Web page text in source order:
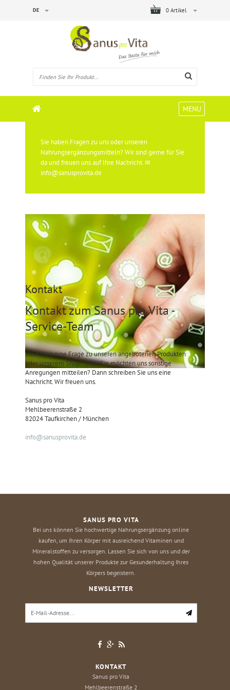
0 Artikel
DE
MENU
Sie haben Fragen zu uns oder unseren
Nahrungsergänzungsmitteln? Wir sind gerne für Sie
da und freuen uns auf Ihre Nachricht. ✉
info@sanusprovita.de
Kontakt
Kontakt zum Sanus pro Vita -
Service-Team
Sie haben eine Frage zu unseren angebotenen Produkten
oder unserem Shop? Oder Sie möchten uns sonstige
Anregungen mitteilen? Dann schreiben Sie uns eine
Nachricht. Wir freuen uns.
Sanus pro Vita
Mehlbeerenstraße 2
82024 Taufkirchen / München
info@sanusprovita.de
SANUS PRO VITA
Bei uns können Sie hochwertige Nahrungsergänzung online
kaufen, um Ihren Körper mit ausreichend Vitaminen und
Mineralstoffen zu versorgen. Lassen Sie sich von uns und der
hohen Qualität unserer Produkte zur Gesunderhaltung Ihres
Körpers begeistern.
NEWSLETTER
KONTAKT
Sanus pro Vita
Mehlbeerenstraße 2